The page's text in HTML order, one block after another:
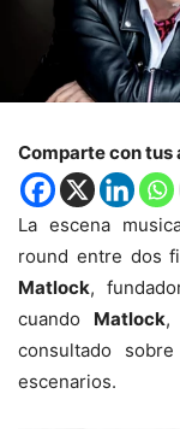
Comparte con tus
La escena
round entre dos
Matlock,
cuando Matlock,
consultado
escenarios.